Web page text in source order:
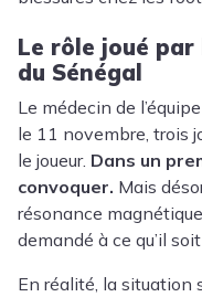
Le rôle joué par
du Sénégal
Le médecin de
le 11 novembre, trois
le joueur. Dans un
convoquer. Mais
résonance
demandé à ce qu’il
En réalité, la situation